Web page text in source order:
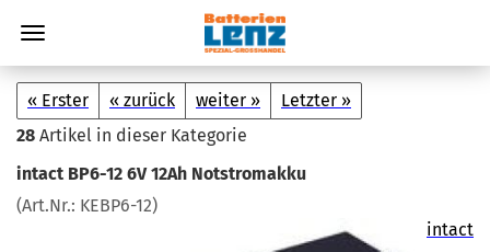
« Erster « zurück weiter »
Letzter »
28 Artikel in dieser Kategorie
in­tact BP6-​12 6V 12Ah Not­strom­ak­ku
(Art.Nr.: KEBP6-​12)
intact